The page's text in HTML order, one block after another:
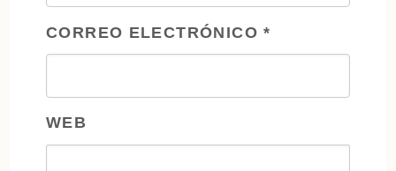
CORREO ELECTRÓNICO*
WEB